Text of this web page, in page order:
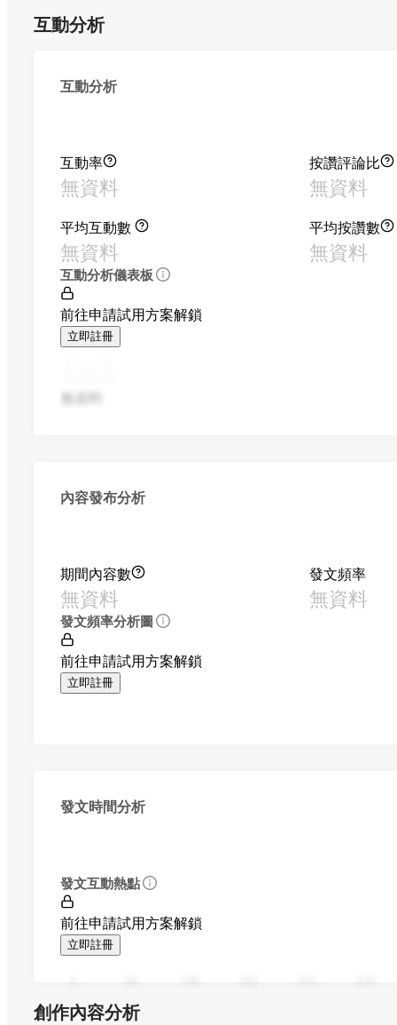
互動分析
互動分析
互動率
無資料
按讚評論比
無資料
平均互動數
無資料
平均按讚數
無資料
互動分析儀表板
前往申請試用方案解鎖
立即註冊
無資料
內容發布分析
期間內容數
無資料
發文頻率
無資料
發文頻率分析圖
前往申請試用方案解鎖
立即註冊
發文時間分析
發文互動熱點
前往申請試用方案解鎖
立即註冊
創作內容分析